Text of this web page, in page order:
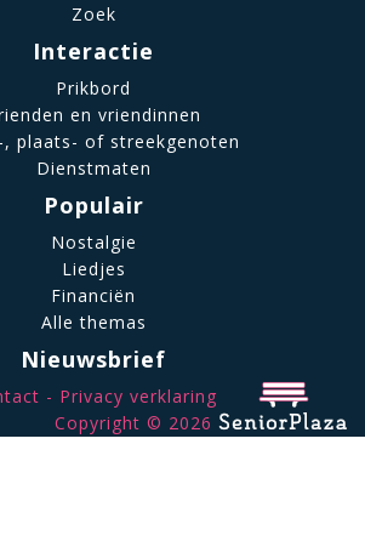
Zoek
Interactie
Prikbord
en vriendinnen
, plaats- of streekgenoten
Dienstmaten
Populair
Nostalgie
Liedjes
Financiën
Alle themas
Nieuwsbrief
Privacy verklaring
Copyright © 2026